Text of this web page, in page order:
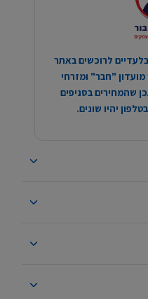
לרוכשים באתר
"חבר" ומזרחי
שהמחירים בסניפים
יהיו שונים.